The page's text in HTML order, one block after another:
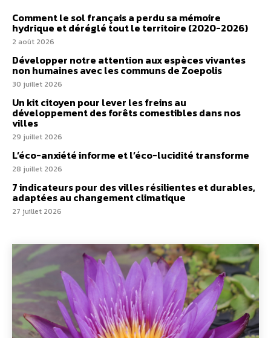
Comment le sol français a perdu sa mémoire
hydrique et déréglé tout le territoire (2020-2026)
2 août 2026
Développer notre attention aux espèces vivantes
non humaines avec les communs de Zoepolis
30 juillet 2026
Un kit citoyen pour lever les freins au
développement des forêts comestibles dans nos
villes
29 juillet 2026
L’éco-anxiété informe et l’éco-lucidité transforme
28 juillet 2026
7 indicateurs pour des villes résilientes et durables,
adaptées au changement climatique
27 juillet 2026